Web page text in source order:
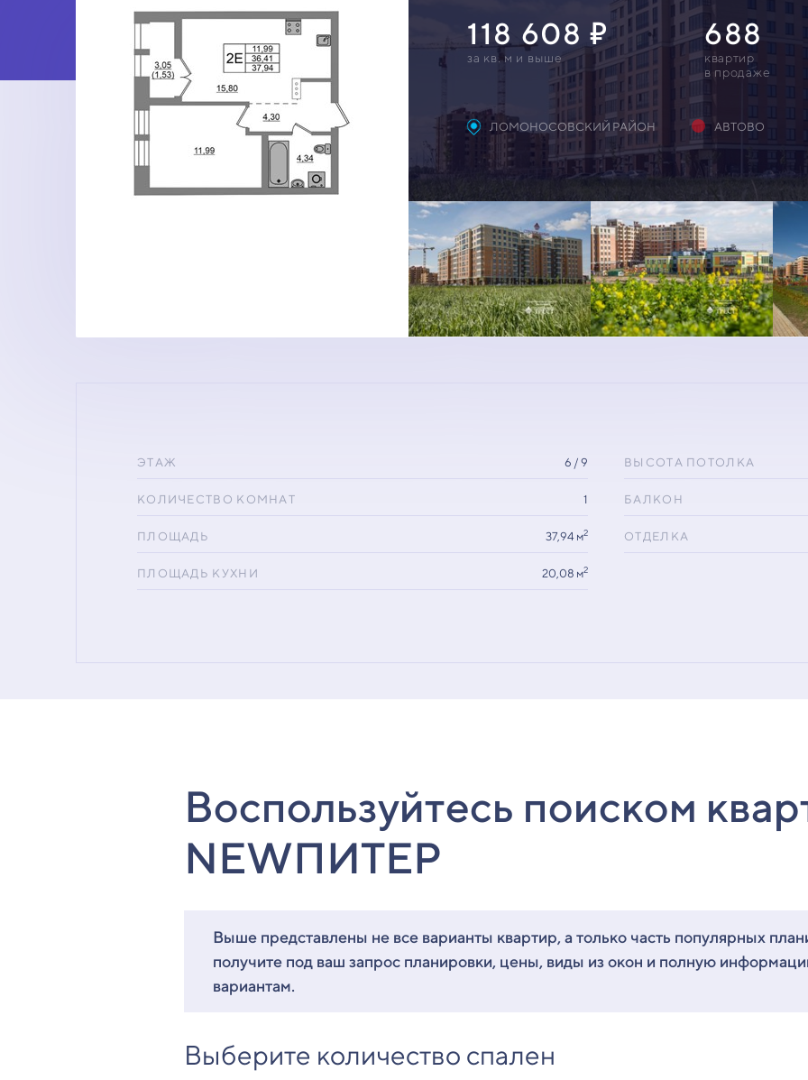
118 608
за кв. м и выше
688
квартир
в продаже
ЛОМОНОСОВСКИЙ РАЙОН АВТОВО
ЭТАЖ 6 / 9
КОЛИЧЕСТВО КОМНАТ 1
ПЛОЩАДЬ 37,94 м2
ПЛОЩАДЬ КУХНИ 20,08 м2
ВЫСОТА ПОТОЛКА
БАЛКОН
ОТДЕЛКА
Воспользуйтесь поиском
NEWПИТЕР
Выше представлены не все варианты квартир, а только часть популярных
получите под ваш запрос планировки, цены, виды из окон и полную
вариантам.
Выберите количество спален